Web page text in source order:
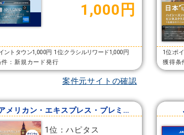
1,000円
ントタウン1,000円 1位:クラシルリワード1,000円
件：新規カード発行
案件元サイトの確認
1位:ポ
獲得条
ANAアメリカン・エキスプレス・プレミアム・カード
1位：ハピタス